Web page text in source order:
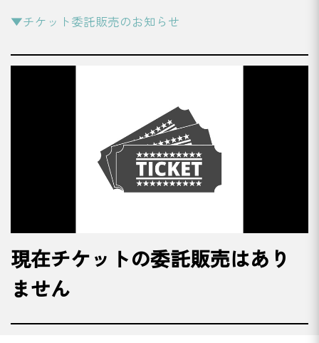
▼チケット委託販売のお知らせ
現在チケットの委託販売はあり
ません